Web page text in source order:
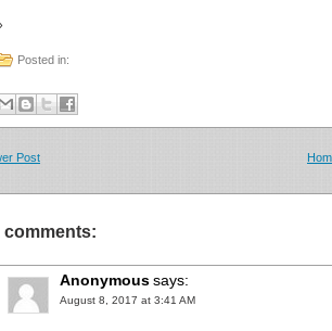
Posted in:
Post
comments:
Anonymoussays:
August 8, 2017 at 3:41 AM